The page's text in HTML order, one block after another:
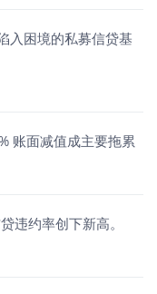
入困境的私募信贷基
账面减值成主要拖累
违约率创下新高。